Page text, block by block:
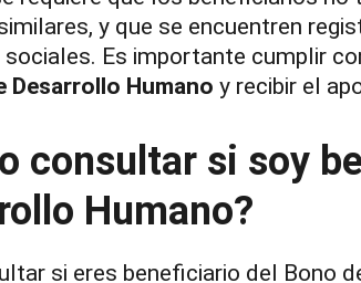
y que se encuentren
Es importante cumplir
Desarrollo Humano y recibir el
consultar si soy
Humano?
si eres beneficiario del Bono